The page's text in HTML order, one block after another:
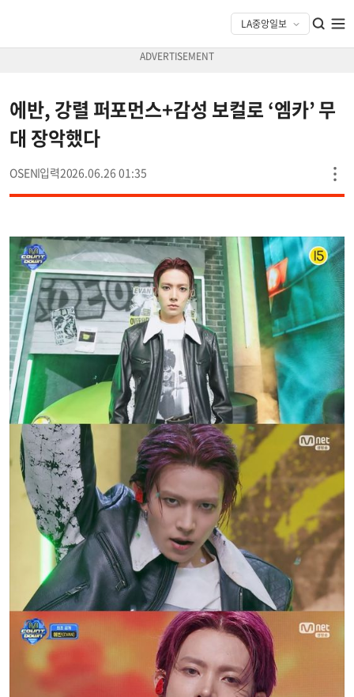
에반, 강렬 퍼포먼스+감성 보컬로 ‘엠카’ 무
대 장악했다
OSEN 2026.06.26 01:35